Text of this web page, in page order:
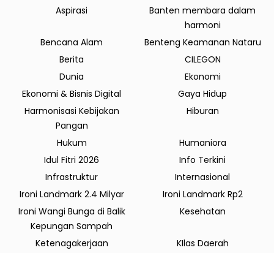
Aspirasi
Banten membara dalam
harmoni
Bencana Alam
Benteng Keamanan Nataru
Berita
CILEGON
Dunia
Ekonomi
Ekonomi & Bisnis Digital
Gaya Hidup
Harmonisasi Kebijakan
Pangan
Hiburan
Hukum
Humaniora
Idul Fitri 2026
Info Terkini
Infrastruktur
Internasional
Ironi Landmark 2.4 Milyar
Ironi Landmark Rp2
Ironi Wangi Bunga di Balik
Kepungan Sampah
Kesehatan
Ketenagakerjaan
KIlas Daerah